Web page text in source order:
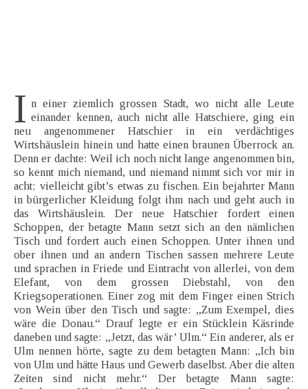
I n einer ziemlich grossen Stadt, wo nicht alle Leute
einander kennen, auch nicht alle Hatschiere, ging ein
neu angenommener Hatschier in ein verdächtiges
Wirtshäuslein hinein und hatte einen braunen Überrock an.
Denn er dachte: Weil ich noch nicht lange angenommen bin,
so kennt mich niemand, und niemand nimmt sich vor mir in
acht; vielleicht gibt’s etwas zu fischen. Ein bejahrter Mann
in bürgerlicher Kleidung folgt ihm nach und geht auch in
das Wirtshäuslein. Der neue Hatschier fordert einen
Schoppen, der betagte Mann setzt sich an den nämlichen
Tisch und fordert auch einen Schoppen. Unter ihnen und
ober ihnen und an andern Tischen sassen mehrere Leute
und sprachen in Friede und Eintracht von allerlei, von dem
Elefant, von dem grossen Diebstahl, von den
Kriegsoperationen. Einer zog mit dem Finger einen Strich
von Wein über den Tisch und sagte: „Zum Exempel, dies
wäre die Donau.“ Drauf legte er ein Stücklein Käsrinde
daneben und sagte: „Jetzt, das wär’ Ulm.“ Ein anderer, als er
Ulm nennen hörte, sagte zu dem betagten Mann: „Ich bin
von Ulm und hätte Haus und Gewerb daselbst. Aber die alten
Zeiten sind nicht mehr.“ Der betagte Mann sagte: